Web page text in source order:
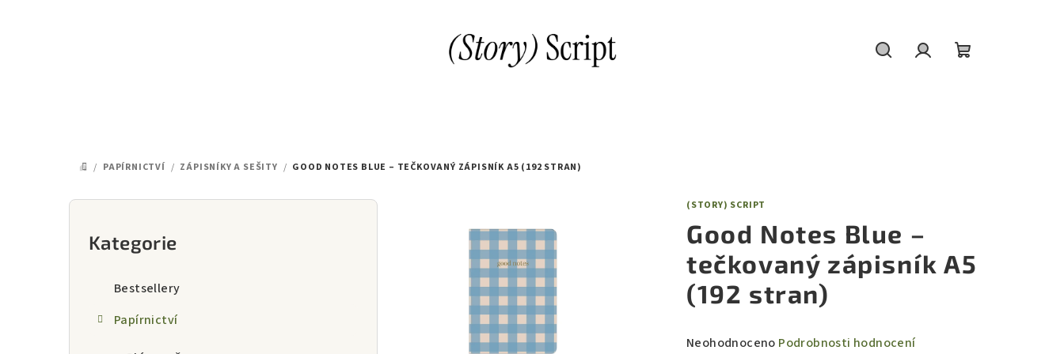
DOMŮ
/ PAPÍRNICTVÍ / ZÁPISNÍKY A SEŠITY / GOOD NOTES BLUE – TEČKOVANÝ ZÁPISNÍK A5 (192 STRAN)
Přeskočit
kategorie
Kategorie
Bestsellery
Papírnictví
(STORY) SCRIPT
Good Notes Blue –
tečkovaný zápisník A5
(192 stran)
Průměrné
Neohodnoceno Podrobnosti hodnocení